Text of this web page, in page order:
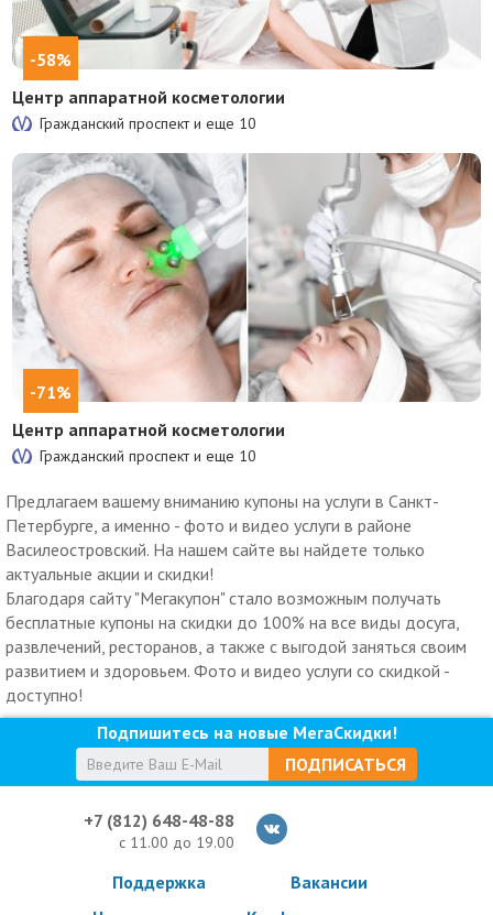
-58%
Центр аппаратной косметологии
Гражданский проспект и еще 10
-71%
Центр аппаратной косметологии
Гражданский проспект и еще 10
Предлагаем вашему вниманию купоны на услуги в Санкт-
Петербурге, а именно - фото и видео услуги в районе
Василеостровский. На нашем сайте вы найдете только
актуальные акции и скидки!
Благодаря сайту "Мегакупон" стало возможным получать
бесплатные купоны на скидки до 100% на все виды досуга,
развлечений, ресторанов, а также с выгодой заняться своим
развитием и здоровьем. Фото и видео услуги со скидкой -
доступно!
Подпишитесь на новые МегаСкидки!
ПОДПИСАТЬСЯ
+7 (812) 648-48-88
с 11.00 до 19.00
Поддержка
Вакансии